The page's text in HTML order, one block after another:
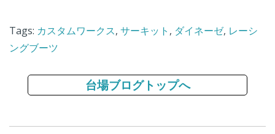
Tags: カスタムワークス, サーキット , ダイネーゼ, レーシ
ングブーツ
台場ブログトップへ